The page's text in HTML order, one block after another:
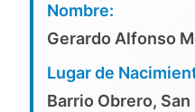
Nombre:
Gerardo Alfonso
Lugar de
Barrio Obrero,